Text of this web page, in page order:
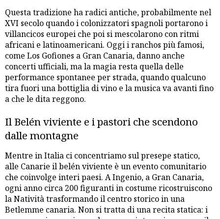
Questa tradizione ha radici antiche, probabilmente nel
XVI secolo quando i colonizzatori spagnoli portarono i
villancicos europei che poi si mescolarono con ritmi
africani e latinoamericani. Oggi i ranchos più famosi,
come Los Gofiones a Gran Canaria, danno anche
concerti ufficiali, ma la magia resta quella delle
performance spontanee per strada, quando qualcuno
tira fuori una bottiglia di vino e la musica va avanti fino
a che le dita reggono.
Il Belén viviente e i pastori che scendono
dalle montagne
Mentre in Italia ci concentriamo sul presepe statico,
alle Canarie il belén viviente è un evento comunitario
che coinvolge interi paesi. A Ingenio, a Gran Canaria,
ogni anno circa 200 figuranti in costume ricostruiscono
la Natività trasformando il centro storico in una
Betlemme canaria. Non si tratta di una recita statica: i